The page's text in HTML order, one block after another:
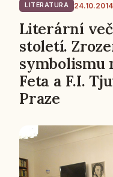
LITERATURA 24.10.2014
Literární
století.
symbolismu
Feta a F.I.
Praze